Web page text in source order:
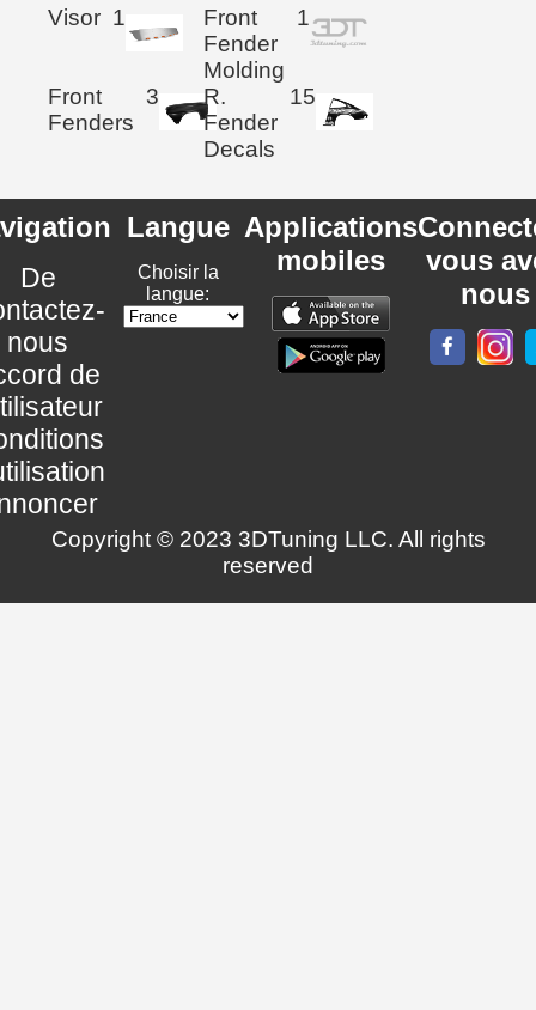
Visor 1
Front
Fender
Molding
1
Front
Fenders
3
R.
Fender
Decals
15
De
nous
de
Langue
Choisir la
langue:
Applications
mobiles
vous
nous
Copyright © 2023 3DTuning LLC. All rights
reserved